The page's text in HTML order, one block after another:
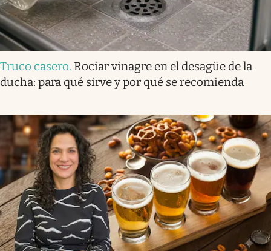
Truco casero. Rociar vinagre en el desagüe de la
ducha: para qué sirve y por qué se recomienda